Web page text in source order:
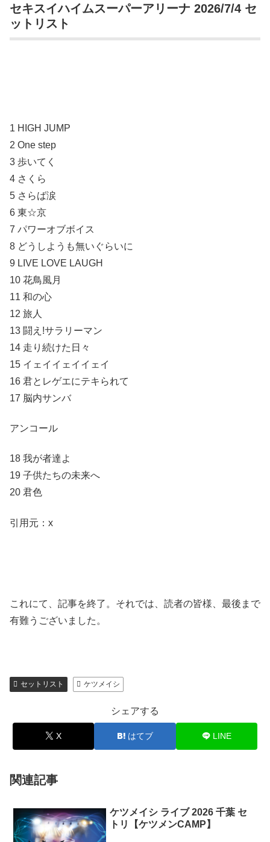
セキスイハイムスーパーアリーナ 2026/7/4 セ
ットリスト
1 HIGH JUMP
2 One step
3 歩いてく
4 さくら
5 さらば涙
6 東☆京
7 パワーオブボイス
8 どうしようも無いぐらいに
9 LIVE LOVE LAUGH
10 花鳥風月
11 和の心
12 旅人
13 闘え!サラリーマン
14 走り続けた日々
15 イェイイェイイェイ
16 君とレゲエにテキられて
17 脳内サンバ
アンコール
18 我が者達よ
19 子供たちの未来へ
20 君色
引用元：x
これにて、記事を終了。それでは、読者の皆様、最後まで
有難うございました。
セットリスト ケツメイシ
シェアする
X はてブ LINE
関連記事
ケツメイシ ライブ 2026 千葉 セ
トリ【ケツメンCAMP】